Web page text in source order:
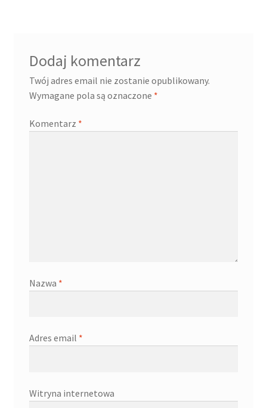
Dodaj komentarz
Twój adres email nie zostanie opublikowany.
Wymagane pola są oznaczone *
Komentarz *
Nazwa *
Adres email *
Witryna internetowa